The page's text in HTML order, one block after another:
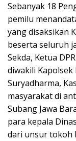
Sebanyak 18
pemilu
yang disaksikan
beserta seluruh
Sekda, Ketua
diwakili
Suryadharma,
masyarakat di
Subang Jawa
para kepala
dari unsur tokoh